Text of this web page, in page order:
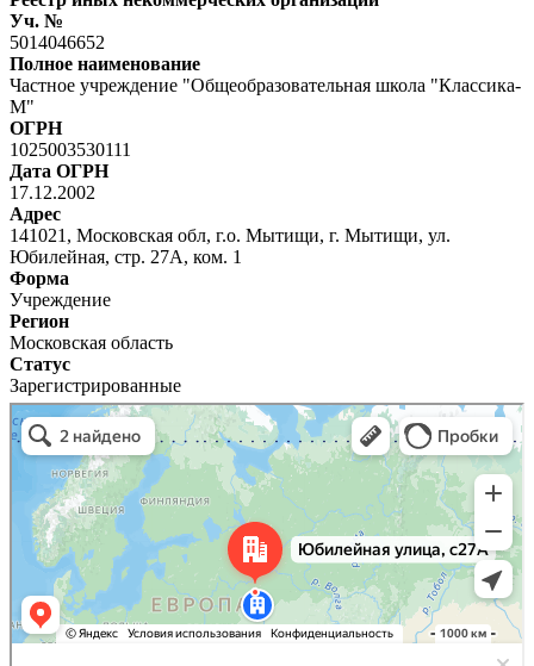
Уч. №
5014046652
Полное наименование
Частное учреждение "Общеобразовательная школа "Классика-
М"
ОГРН
1025003530111
Дата ОГРН
17.12.2002
Адрес
141021, Московская обл, г.о. Мытищи, г. Мытищи, ул.
Юбилейная, стр. 27А, ком. 1
Форма
Учреждение
Регион
Московская область
Статус
Зарегистрированные